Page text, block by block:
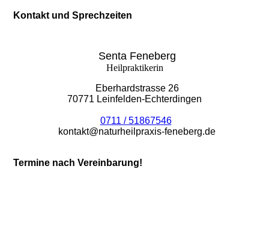
Kontakt und Sprechzeiten
Senta Feneberg
Heilpraktikerin
Eberhardstrasse 26
70771 Leinfelden-Echterdingen
0711 / 51867546
kontakt@naturheilpraxis-feneberg.de
Termine nach Vereinbarung!